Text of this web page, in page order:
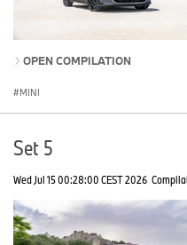
OPEN COMPILATION
MINI
Set 5
Wed Jul 15 00:28:00 CEST 2026